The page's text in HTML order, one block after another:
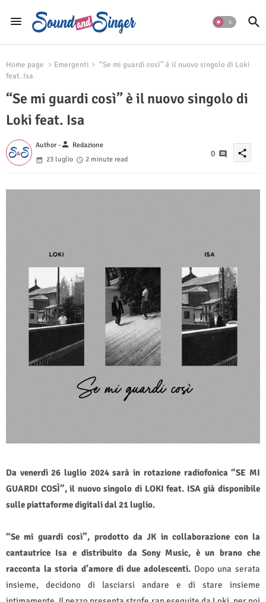
Home page Emergenti
“Se mi guardi così” è il nuovo singolo di Loki
feat. Isa
“Se mi guardi così” è il nuovo singolo di
Loki feat. Isa
Author -person Redazione
23 luglio
2 minute read
0 share
Da venerdì 26 luglio 2024 sarà in rotazione radiofonica “SE MI
GUARDI COSÌ”, il nuovo singolo di LOKI feat. ISA già disponibile
sulle piattaforme digitali dal 21 luglio.
“Se mi guardi così”, prodotto da JK in collaborazione con la
cantautrice Isa e distribuito da Sony Music, è un brano che
racconta la storia d’amore di due adolescenti. Dopo una serata
insieme, decidono di lasciarsi andare e di stare insieme